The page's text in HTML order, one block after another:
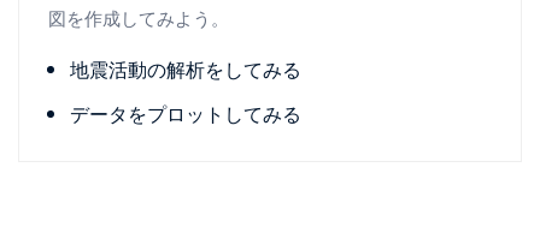
図を作成してみよう。
地震活動の解析をしてみる
データをプロットしてみる